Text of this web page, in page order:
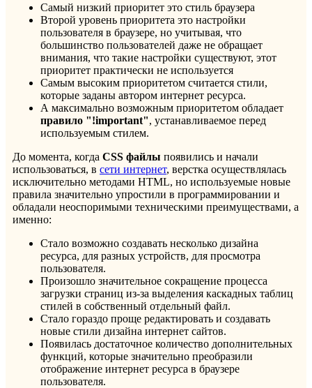
Самый низкий приоритет это стиль браузера
Второй уровень приоритета это настройки
пользователя в браузере, но учитывая, что
большинство пользователей даже не обращает
внимания, что такие настройки существуют, этот
приоритет практически не используется
Самым высоким приоритетом считается стили,
которые заданы автором интернет ресурса.
А максимально возможным приоритетом обладает
правило "!important", устанавливаемое перед
используемым стилем.
До момента, когда CSS файлы появились и начали
использоваться, в сети интернет, верстка осуществлялась
исключительно методами HTML, но используемые новые
правила значительно упростили в программировании и
обладали неоспоримыми техническими преимуществами, а
именно:
Стало возможно создавать несколько дизайна
ресурса, для разных устройств, для просмотра
пользователя.
Произошло значительное сокращение процесса
загрузки страниц из-за выделения каскадных таблиц
стилей в собственный отдельный файл.
Стало гораздо проще редактировать и создавать
новые стили дизайна интернет сайтов.
Появилась достаточное количество дополнительных
функций, которые значительно преобразили
отображение интернет ресурса в браузере
пользователя.